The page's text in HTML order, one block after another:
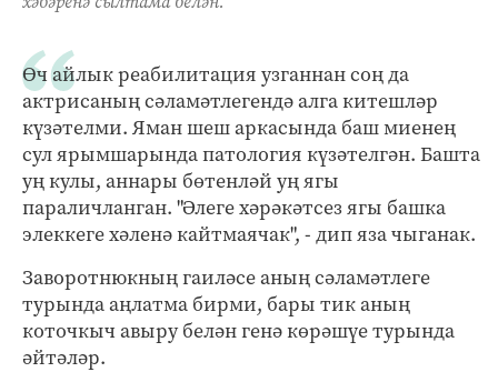
Өч айлык реабилитация узганнан соң да
актрисаның сәламәтлегендә алга китешләр
күзәтелми. Яман шеш аркасында баш миенең
сул ярымшарында патология күзәтелгән. Башта
уң кулы, аннары бөтенләй уң ягы
параличланган. "Әлеге хәрәкәтсез ягы башка
элеккеге хәленә кайтмаячак", - дип яза чыганак.
Заворотнюкның гаиләсе аның сәламәтлеге
турында аңлатма бирми, бары тик аның
коточкыч авыру белән генә көрәшүе турында
әйтәләр.